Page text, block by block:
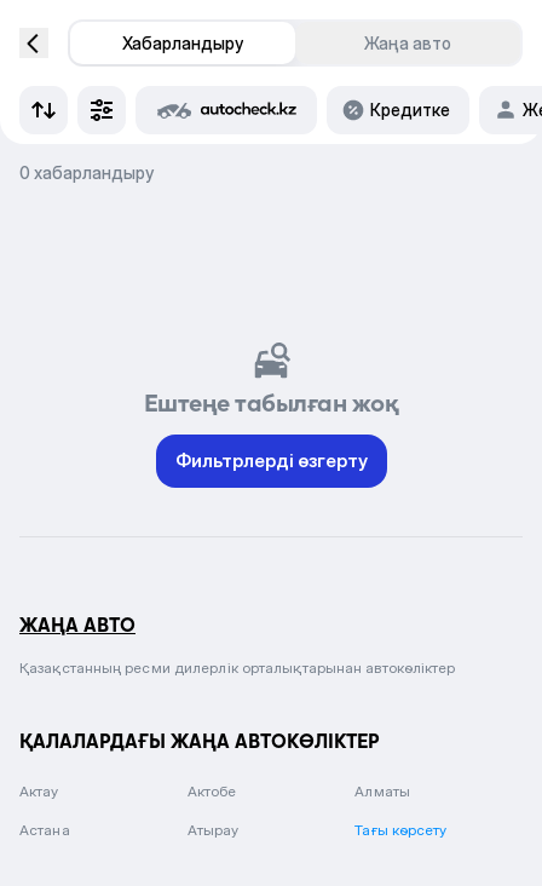
Хабарландыру Жаңа авто
Кредитке
0 хабарландыру
Ештеңе табылған жоқ
Фильтрлерді өзгерту
ЖАҢА АВТО
Қазақстанның ресми дилерлік орталықтарынан автокөліктер
ҚАЛАЛАРДАҒЫ ЖАҢА АВТОКӨЛІКТЕР
Актау Актобе Алматы
Астана Атырау Тағы көрсету